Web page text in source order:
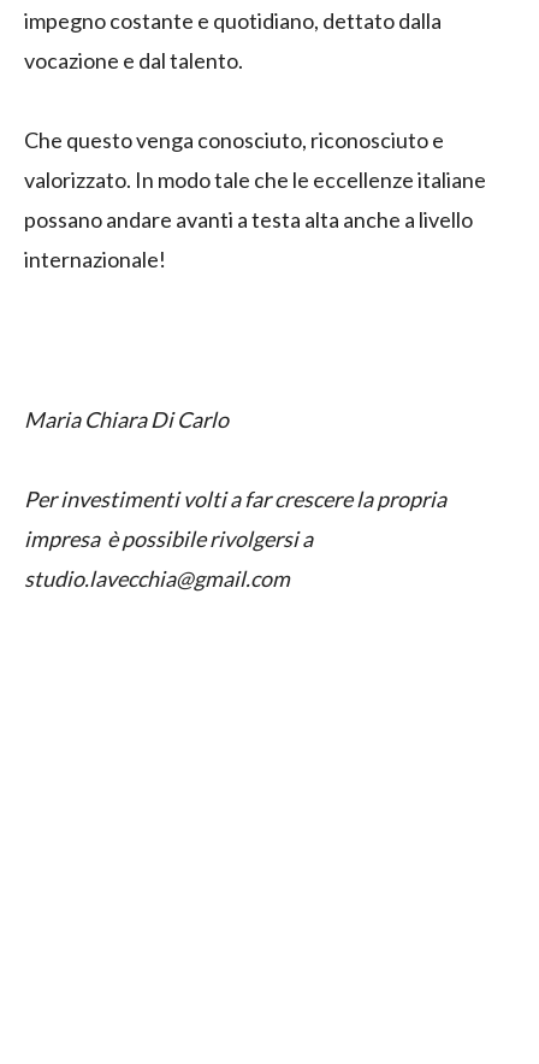
impegno costante e quotidiano, dettato dalla
vocazione e dal talento.
Che questo venga conosciuto, riconosciuto e
valorizzato. In modo tale che le eccellenze italiane
possano andare avanti a testa alta anche a livello
internazionale!
Maria Chiara Di Carlo
Per investimenti volti a far crescere la propria
impresa è possibile rivolgersi a
studio.lavecchia@gmail.com